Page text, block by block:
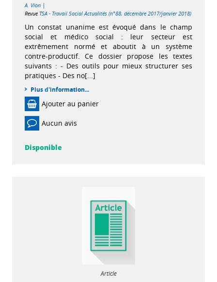
A. Vion |
Revue TSA - Travail Social Actualités (n°88, décembre 2017/janvier 2018)
Un constat unanime est évoqué dans le champ
social et médico social : leur secteur est
extrêmement normé et aboutit à un système
contre-productif. Ce dossier propose les textes
suivants : - Des outils pour mieux structurer ses
pratiques - Des no[...]
Plus d'information...
Ajouter au panier
Aucun avis
Disponible
Article